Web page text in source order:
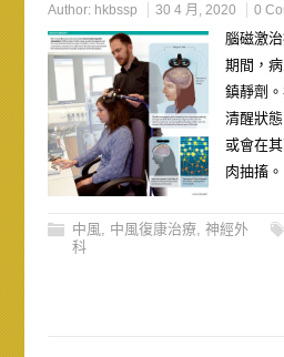
Author: hkbssp 30 4 月, 2020 0
腦磁激
期間，
鎮靜劑
清醒狀
或會在
肉抽搐。
中風 中風復康治療, 神經外
科